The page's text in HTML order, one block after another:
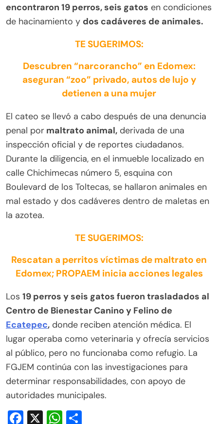
encontraron 19 perros, seis gatos en condiciones
de hacinamiento y dos cadáveres de animales.
TE SUGERIMOS:
Descubren “narcorancho” en Edomex:
aseguran “zoo” privado, autos de lujo y
detienen a una mujer
El cateo se llevó a cabo después de una denuncia
penal por maltrato animal, derivada de una
inspección oficial y de reportes ciudadanos.
Durante la diligencia, en el inmueble localizado en
calle Chichimecas número 5, esquina con
Boulevard de los Toltecas, se hallaron animales en
mal estado y dos cadáveres dentro de maletas en
la azotea.
TE SUGERIMOS:
Rescatan a perritos víctimas de maltrato en
Edomex; PROPAEM inicia acciones legales
Los 19 perros y seis gatos fueron trasladados al
Centro de Bienestar Canino y Felino de
Ecatepec, donde reciben atención médica. El
lugar operaba como veterinaria y ofrecía servicios
al público, pero no funcionaba como refugio. La
FGJEM continúa con las investigaciones para
determinar responsabilidades, con apoyo de
autoridades municipales.
Facebook
X WhatsApp